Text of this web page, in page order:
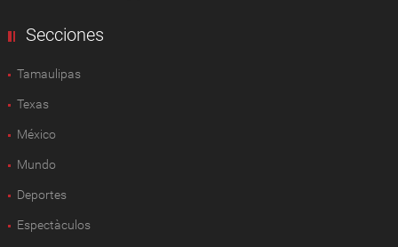
Secciones
Tamaulipas
Texas
México
Mundo
Deportes
Espectàculos